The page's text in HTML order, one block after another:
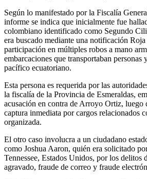
Según lo manifestado por la Fiscalía
informe se indica que inicialmente fue
colombiano identificado como Segundo
era buscado mediante una notificación
participación en múltiples robos a mano
embarcaciones que transportaban personas
pacífico ecuatoriano.
Esta persona es requerida por las
la fiscalía de la Provincia de Esmeraldas,
acusación en contra de Arroyo Ortiz, luego
captura inmediata por cargos relacionados
organizada.
El otro caso involucra a un ciudadano
como Joshua Aaron, quién era solicitado
Tennessee, Estados Unidos, por los delitos
agravado, fraude de correo y fraude